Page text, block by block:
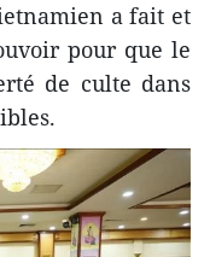
a fait et
pour que le
de culte dans